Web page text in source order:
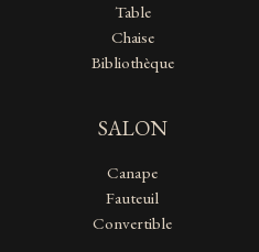
Table
Chaise
Bibliothèque
SALON
Canape
Fauteuil
Convertible